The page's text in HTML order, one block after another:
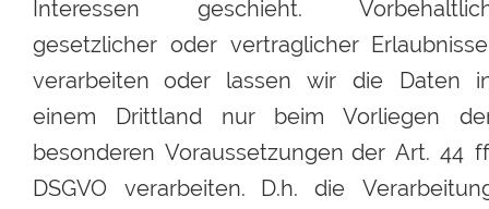
Interessen geschieht.
gesetzlicher oder vertraglicher
verarbeiten oder lassen wir die Daten
einem
Drittland nur beim Vorliegen
besonderen Voraussetzungen der Art. 44
DSGVO
verarbeiten. D.h. die